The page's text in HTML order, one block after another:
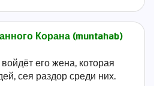
Корана (muntahab)
его жена, которая
сея раздор среди них.